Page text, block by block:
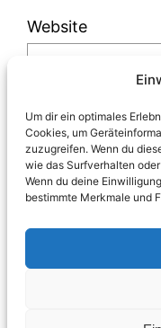
Um dir ein optimales
Cookies, um
zuzugreifen. Wenn du
wie das Surfverhalten
Wenn du deine
bestimmte Merkmale und
Website
Diese Website
zu reduzieren.